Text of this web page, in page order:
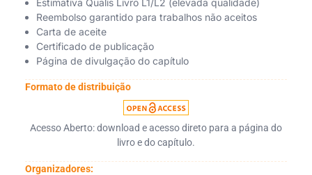
Reembolso garantido para trabalhos não aceitos
Carta de aceite
Certificado de publicação
Página de divulgação do capítulo
Formato de distribuição
Acesso Aberto: download e acesso direto para a página do
livro e do capítulo.
Organizadores: